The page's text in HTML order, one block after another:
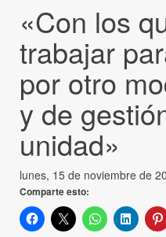
«Con los
trabajar
por otro
y de
unidad»
lunes, 15 de noviembre de
Comparte esto: